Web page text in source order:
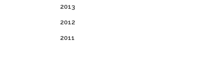
2013
2012
2011